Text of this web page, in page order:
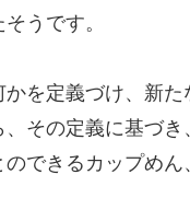
うです。
を定義づけ、新
その定義に基づ
できるカップめ